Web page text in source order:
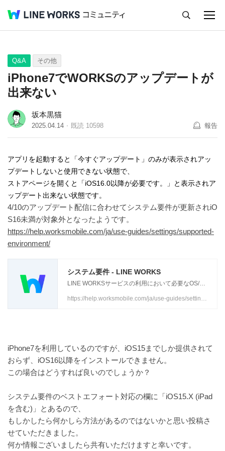
Q&A Tips Ideas
Q&A その他
iPhone7でWORKSのアップデートが
出来ない
坂本黒猫
2025.04.14 既読 10598 報告
アプリを起動すると「今すぐアップデート」のみが表示されアッ
プデートしないと使用できない状態で、
ストアページを開くと「iOS16.0以降が必要です。」と表示されア
ップデート出来ない状態です。
4/10のアップデート配信に合わせてシステム要件が更新されiO
S16未満が対象外となったようです。
https://help.worksmobile.com/ja/use-guides/settings/supported-
environment/
システム要件 - LINE WORKS
LINE WORKSサービスの利用において必要なOS/ブラウザの要件は以下のとおりです。 (2025/4/10時点) システム要件 ベストエフォート対応 ブラウザ版 Google Chrome最新版 Microsoft
https://help.worksmobile.com/ja/use-guides/settings/supported-environment/
iPhone7を利用しているのですが、iOS15までしか提供されて
おらず、iOS16以降をインストールできません。
この場合はどうすれば良いのでしょうか？
システム要件のベストエフォート対応の欄に「iOS15.X (iPad
を含む)」とあるので、
もしかしたら何かしら方法があるのではないかと思い投稿さ
せていただきました。
何か情報ございましたら共有いただけますと幸いです。